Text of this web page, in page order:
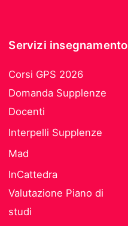
Servizi insegnamento
Corsi GPS 2026
Domanda Supplenze
Docenti
Interpelli Supplenze
Mad
InCattedra
Valutazione Piano di
studi